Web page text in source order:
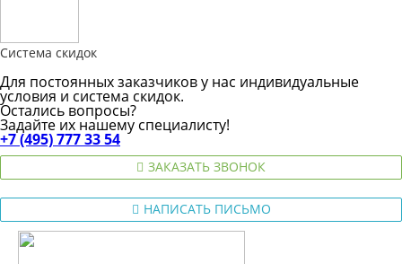
Система скидок
Для постоянных заказчиков у нас индивидуальные
условия и система скидок.
Остались вопросы?
Задайте их нашему специалисту!
+7 (495) 777 33 54
ЗАКАЗАТЬ ЗВОНОК
НАПИСАТЬ ПИСЬМО